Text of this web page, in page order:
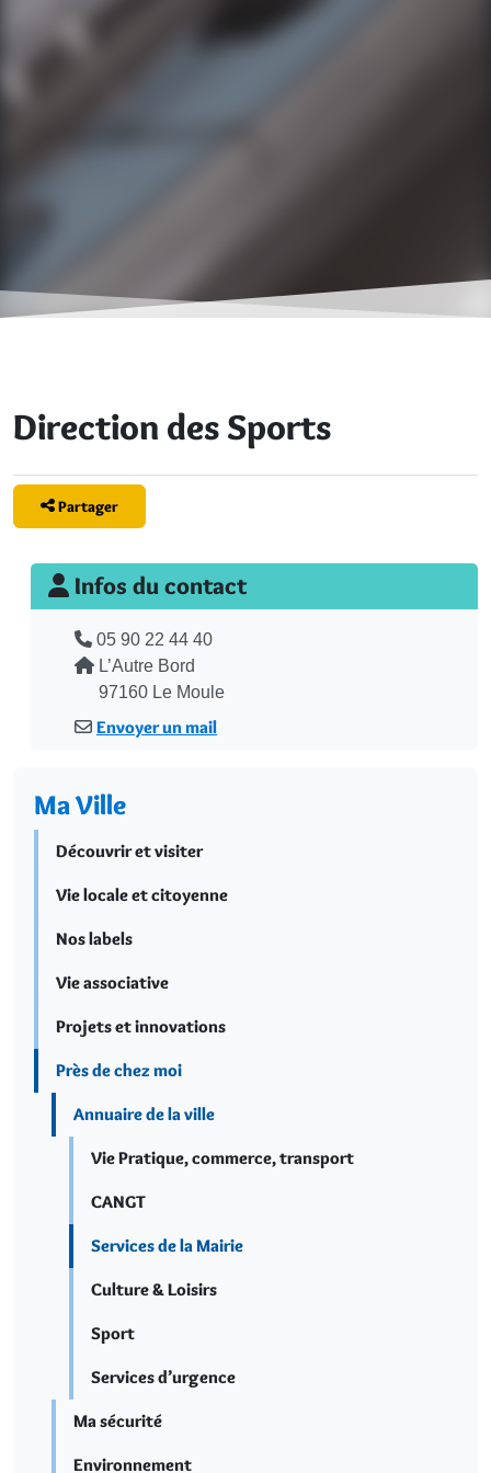
Direction des Sports
Partager
Infos du contact
Téléphone
05 90 22 44 40
Adresse
L’Autre Bord
97160 Le Moule
Envoyer un mail
Ma Ville
Découvrir et visiter
Vie locale et citoyenne
Nos labels
Vie associative
Projets et innovations
Près de chez moi
Annuaire de la ville
Vie Pratique, commerce, transport
CANGT
Services de la Mairie
Culture & Loisirs
Sport
Services d’urgence
Ma sécurité
Environnement